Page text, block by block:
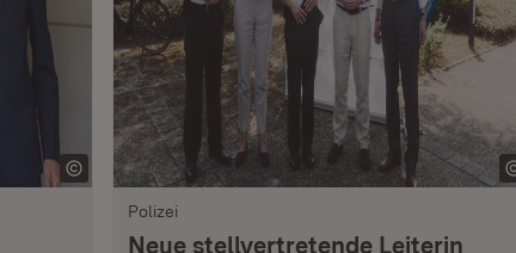
Polizei
Neue stellvertretende Leiterin